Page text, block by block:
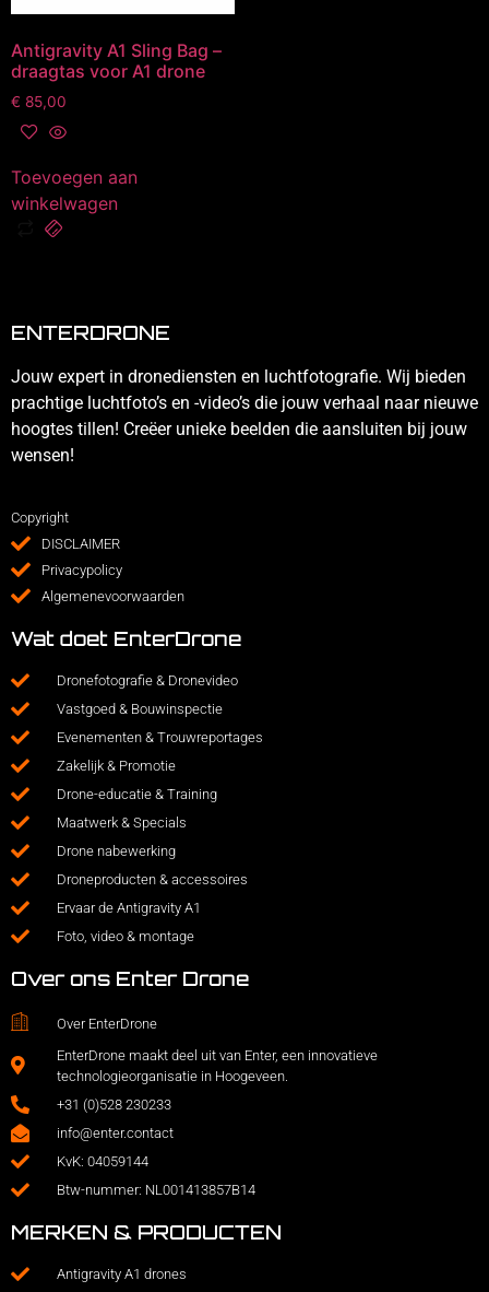
Antigravity A1 Sling Bag –
draagtas voor A1 drone
€ 85,00
Toevoegen aan
winkelwagen
ENTERDRONE
Jouw expert in dronediensten en luchtfotografie. Wij bieden
prachtige luchtfoto’s en -video’s die jouw verhaal naar nieuwe
hoogtes tillen! Creëer unieke beelden die aansluiten bij jouw
wensen!
Copyright
DISCLAIMER
Privacypolicy
Algemenevoorwaarden
Wat doet EnterDrone
Dronefotografie & Dronevideo
Vastgoed & Bouwinspectie
Evenementen & Trouwreportages
Zakelijk & Promotie
Drone-educatie & Training
Maatwerk & Specials
Drone nabewerking
Droneproducten & accessoires
Ervaar de Antigravity A1
Foto, video & montage
Over ons Enter Drone
Over EnterDrone
EnterDrone maakt deel uit van Enter, een innovatieve
technologieorganisatie in Hoogeveen.
+31 (0)528 230233
info@enter.contact
KvK: 04059144
Btw-nummer: NL001413857B14
MERKEN & PRODUCTEN
Antigravity A1 drones